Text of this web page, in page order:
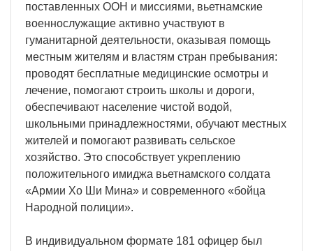
поставленных ООН и миссиями, вьетнамские
военнослужащие активно участвуют в
гуманитарной деятельности, оказывая помощь
местным жителям и властям стран пребывания:
проводят бесплатные медицинские осмотры и
лечение, помогают строить школы и дороги,
обеспечивают население чистой водой,
школьными принадлежностями, обучают местных
жителей и помогают развивать сельское
хозяйство. Это способствует укреплению
положительного имиджа вьетнамского солдата
«Армии Хо Ши Мина» и современного «бойца
Народной полиции».
В индивидуальном формате 181 офицер был